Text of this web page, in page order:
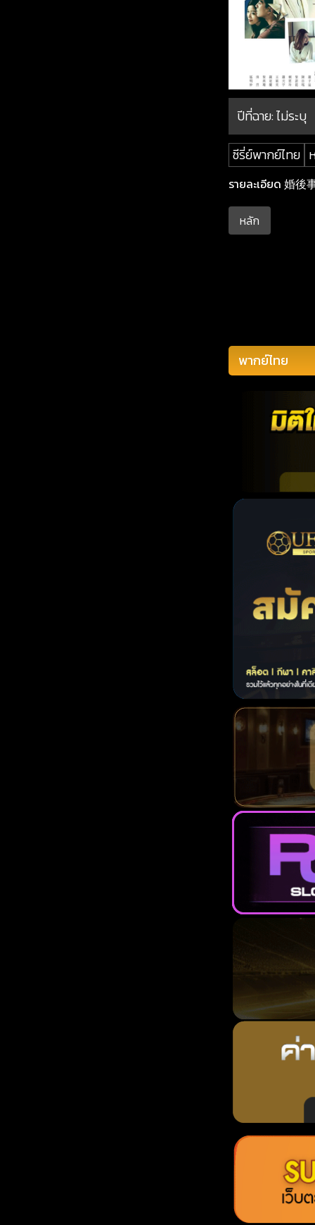
ปีที่ฉาย:ไม่ระบุ
ซีรี่ย์พากย์ไทย
รายละเอียด 婚後
หลัก